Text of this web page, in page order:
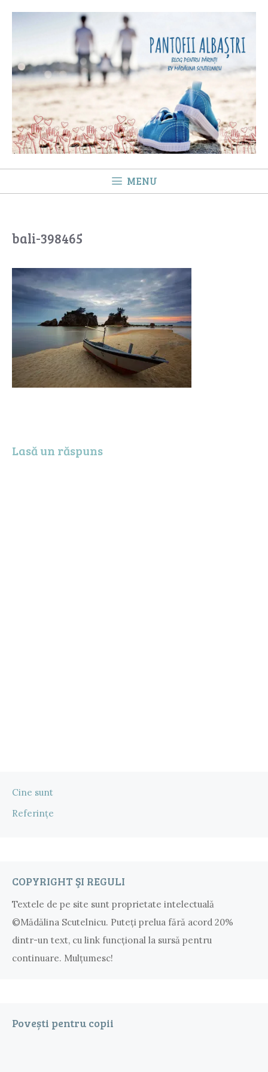
Sari
MENU
bali-398465
Lasă un răspuns
Cine sunt
Referințe
COPYRIGHT ŞI REGULI
Textele de pe site sunt proprietate intelectuală
©Mădălina Scutelnicu. Puteţi prelua fără acord 20%
dintr-un text, cu link funcţional la sursă pentru
continuare. Mulțumesc!
Povești pentru copii